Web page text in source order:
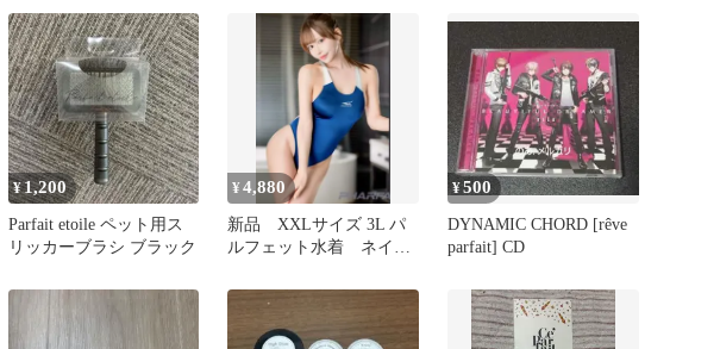
¥1,200
Parfait etoile ペット用ス
リッカーブラシ ブラック
¥4,880
新品 XXLサイズ 3L パ
ルフェット水着 ネイビ
¥500
DYNAMIC CHORD [rêve
parfait] CD